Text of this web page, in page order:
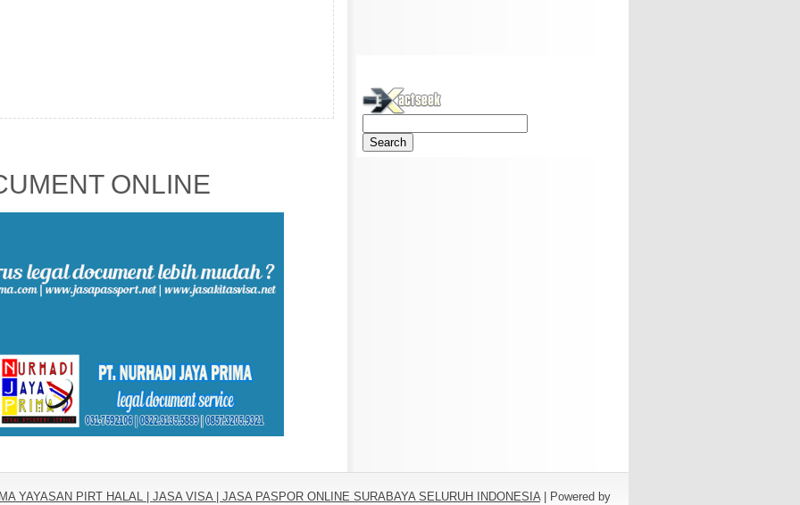
ONLINE
YAYASAN PIRT HALAL | JASA VISA | JASA PASPOR ONLINE SURABAYA SELURUH INDONESIA | Powered by